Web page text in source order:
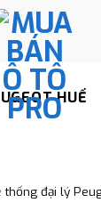
HUẾ
thống đại lý